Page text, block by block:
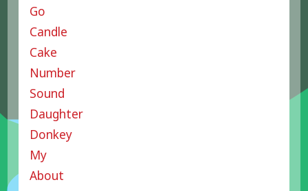
Go
Candle
Cake
Number
Sound
Daughter
Donkey
My
About